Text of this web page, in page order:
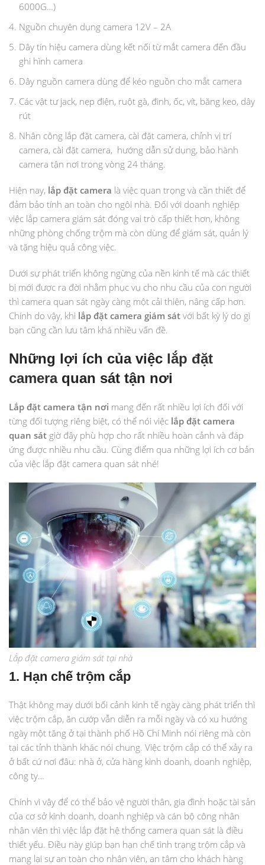
6000G…)
Nguồn chuyên dụng camera 12V – 2A
Dây tín hiệu camera dùng kết nối từ mắt camera đến đầu
ghi hình camera
Dây nguồn camera dùng để kéo nguồn cho mắt camera
Các vật tư jack, nẹp điện, ruột gà, đinh, ốc, vít, băng keo, dây
rút
Nhân công lắp đặt camera, cài đặt camera, chỉnh vị trí
camera, cài đặt camera, hướng dẫn sử dụng, bảo hành
camera tận nơi trong vòng 24 tháng.
Hiện nay, lắp đặt camera là việc quan trọng và cần thiết để
đảm bảo tính an toàn cho ngôi nhà. Đối với doanh nghiệp
việc lắp camera giám sát đóng vai trò cấp thiết hơn, không
những phòng chống trộm mà còn dùng để giám sát, quản lý
và tặng hiệu quả công việc.
Dưới sự phát triển không ngừng của nền kinh tế mà các thiết
bị mới được ra đời nhằm phục vụ cho nhu cầu của con người
thì camera quan sát ngày càng một cải thiện, nâng cấp hơn.
Chính do vậy, khi lắp đặt camera giám sát với bất kỳ lý do gì
bạn cũng cần lưu tâm khá nhiều vấn đề.
Những lợi ích của việc lắp đặt
cameraquan sát tận nơi
Lắp đặt camera tận nơi mang đến rất nhiều lợi ích đối với
từng đối tượng riêng biệt, có thể nói việc lắp đặt camera
quan sát giờ đây phù hợp cho rất nhiều hoàn cảnh và đáp
ứng được nhiều nhu cầu. Cùng điểm qua những lợi ích cơ bản
của việc lắp đặt camera quan sát nhé!
Lắp đặt camera giám sát tại nhà
1. Hạn chế trộm cắp
Thật không may dưới bối cảnh kinh tế ngày càng phát triển thì
việc trộm cắp, ăn cướp vẫn diễn ra mỗi ngày và có xu hướng
ngày một tăng ở tại thành phố Hồ Chí Minh nói riêng mà còn
tại các tỉnh thành khác nói chung. Việc trộm cắp có thể xảy ra
ở bất cứ nơi đâu: nhà ở, cửa hàng kinh doanh, doanh nghiệp,
công ty…
Chính vì vậy để có thể bảo vệ người thân, gia đình hoặc tài sản
của cơ sở kinh doanh, doanh nghiệp và cán bộ công nhân
nhân viên thì việc lắp đặt hệ thống camera quan sát là điều
thiết yếu. Điều này giúp bạn hạn chế tình trạng trộm cắp và
mang lại sự an toàn cho nhân viên, an tâm cho khách hàng